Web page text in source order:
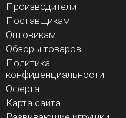
Производители
Поставщикам
Оптовикам
Обзоры товаров
Политика
конфиденциальности
Оферта
Карта сайта